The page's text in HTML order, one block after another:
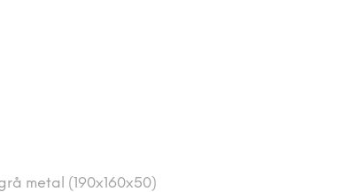
metal (190x160x50)